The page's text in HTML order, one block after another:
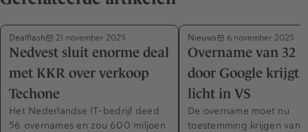
Dealflash 21 november 2025
Nedvest sluit enorme deal
met KKR over verkoop
Techone
Het Nederlandse IT-bedrijf deed
56 overnames en zou 600 miljoen
Nieuws 6 november 2025
Overname van 32
door Google krijgt
licht in VS
De overname moet nu
toestemming krijgen van